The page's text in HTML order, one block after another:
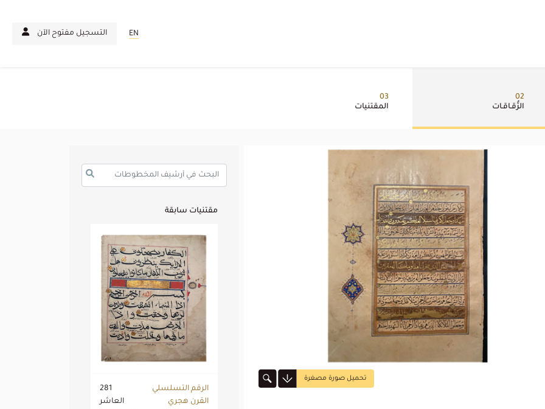
التسجيل مفتوح الآن EN
02
الرُّقـاقـات
03
المقتنيات
تحميل صورة مصغرة
مقتنيات سابقة
281
الرقم التسلسلي
العاشر
القرن هجري